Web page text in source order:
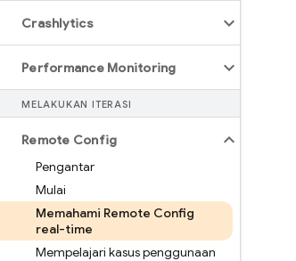
Crashlytics
Performance Monitoring
MELAKUKAN ITERASI
Remote Config
Pengantar
Mulai
Memahami Remote Config
real-time
Mempelajari kasus penggunaan